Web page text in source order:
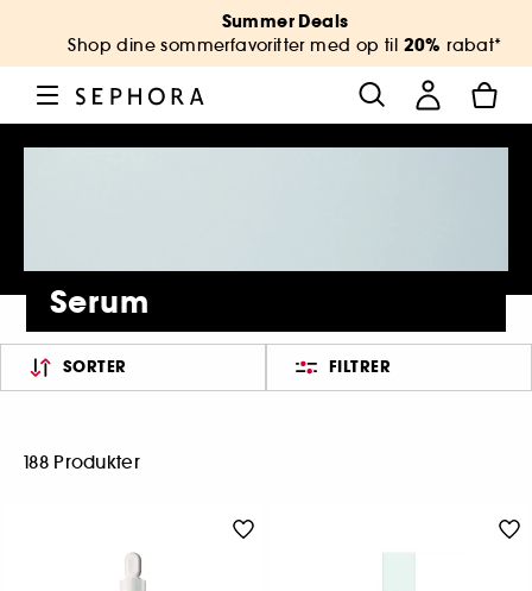
Summer Deals
Shop dine sommerfavoritter med op til 20% rabat*
Serum
SORTER FILTRER
188 Produkter